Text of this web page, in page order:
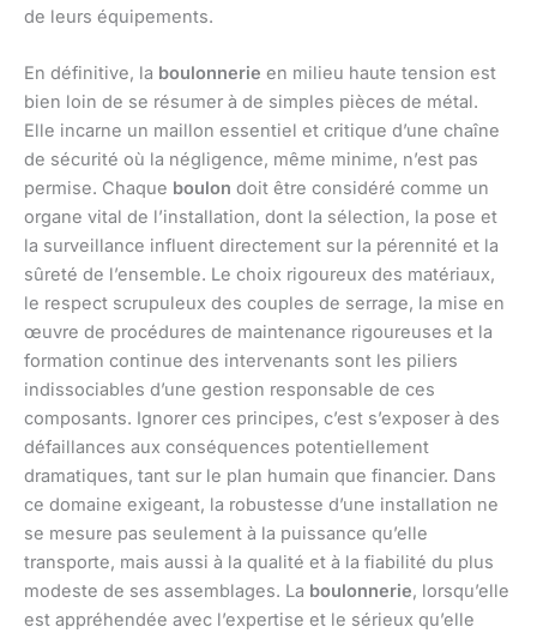
de leurs équipements.
En définitive, la boulonnerie en milieu haute tension est
bien loin de se résumer à de simples pièces de métal.
Elle incarne un maillon essentiel et critique d’une chaîne
de sécurité où la négligence, même minime, n’est pas
permise. Chaque boulon doit être considéré comme un
organe vital de l’installation, dont la sélection, la pose et
la surveillance influent directement sur la pérennité et la
sûreté de l’ensemble. Le choix rigoureux des matériaux,
le respect scrupuleux des couples de serrage, la mise en
œuvre de procédures de maintenance rigoureuses et la
formation continue des intervenants sont les piliers
indissociables d’une gestion responsable de ces
composants. Ignorer ces principes, c’est s’exposer à des
défaillances aux conséquences potentiellement
dramatiques, tant sur le plan humain que financier. Dans
ce domaine exigeant, la robustesse d’une installation ne
se mesure pas seulement à la puissance qu’elle
transporte, mais aussi à la qualité et à la fiabilité du plus
modeste de ses assemblages. La boulonnerie, lorsqu’elle
est appréhendée avec l’expertise et le sérieux qu’elle